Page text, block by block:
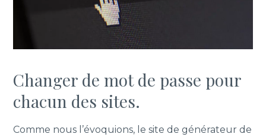
Changer de mot de passe pour
chacun des sites.
Comme nous l’évoquions, le site de générateur de